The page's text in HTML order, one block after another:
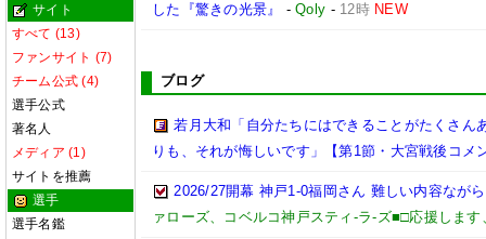
サイト
すべて (13)
ファンサイト (7)
チーム公式 (4)
選手公式
著名人
メディア (1)
サイトを推薦
選手
選手名鑑
した『驚きの光景』
-Qoly - 12時 NEW
ブログ
若月大和「自分たちにはできることがたくさん
りも、それが悔しいです」【第1節・大宮戦後コメ
2026/27開幕 神戸1-0福岡さん 難しい内容なが
ァローズ、コベルコ神戸スティ-ラ-ズ■□応援します